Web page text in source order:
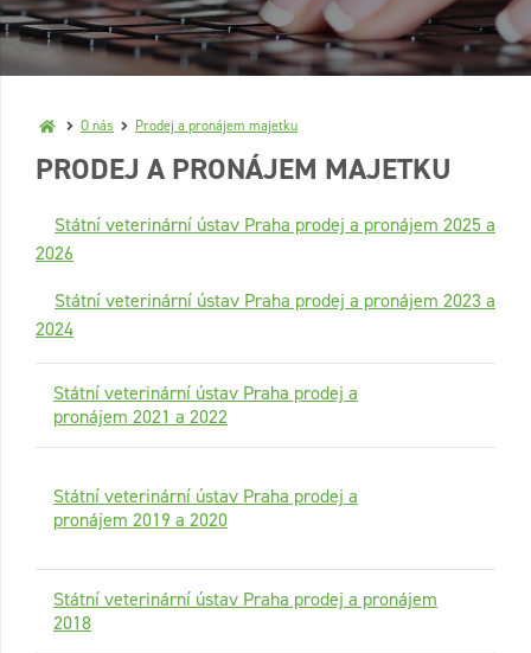
O nás Prodej a pronájem majetku
PRODEJ A PRONÁJEM MAJETKU
Státní veterinární ústav Praha prodej a pronájem 2025 a
2026
Státní veterinární ústav Praha prodej a pronájem 2023 a
2024
Státní veterinární ústav Praha prodej a
pronájem 2021 a 2022
Státní veterinární ústav Praha prodej a
pronájem 2019 a 2020
Státní veterinární ústav Praha prodej a pronájem
2018